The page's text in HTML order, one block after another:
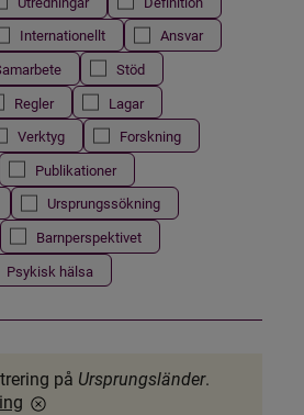
Internationellt
Ansvar
Stöd
Regler
Lagar
Verktyg
Forskning
Publikationer
Ursprungssökning
Barnperspektivet
Psykisk hälsa
på Ursprungsländer.